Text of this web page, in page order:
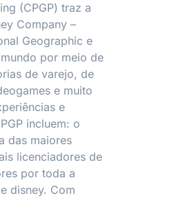
(CPGP) traz a
Company –
Geographic e
por meio de
de varejo, de
e muito
e
incluem: o
das maiores
licenciadores de
por toda a
disney. Com